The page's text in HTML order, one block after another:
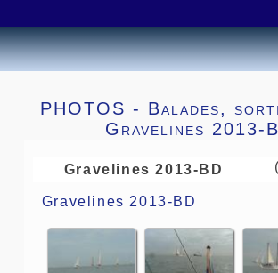
PHOTOS - Balades,
Gravelines 2013-
Gravelines 2013-BD
Gravelines 2013-BD